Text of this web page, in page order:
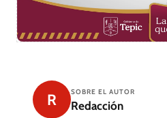
R SOBRE EL AUTOR
Redacción